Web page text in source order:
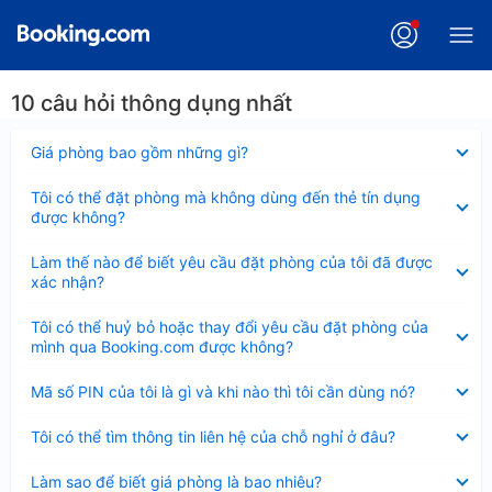
10 câu hỏi thông dụng nhất
Giá phòng bao gồm những gì?
thu
Tôi có thể đặt phòng mà không dùng đến thẻ tín dụng
được không?
thu
gọn
Làm thế nào để biết yêu cầu đặt phòng của tôi đã được
xác nhận?
thu
gọn
Tôi có thể huỷ bỏ hoặc thay đổi yêu cầu đặt phòng của
mình qua Booking.com được không?
thu
gọn
Mã số PIN của tôi là gì và khi nào thì tôi cần dùng nó?
thu
Tôi có thể tìm thông tin liên hệ của chỗ nghỉ ở đâu?
thu
Làm sao để biết giá phòng là bao nhiêu?
thu